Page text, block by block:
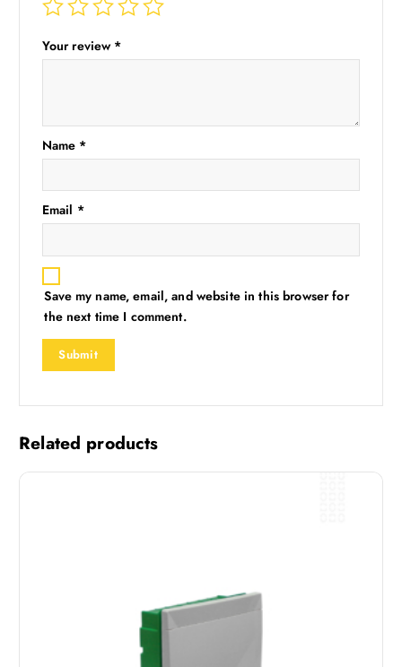
Your review *
Name *
Email *
Save my name, email, and website in this browser for
the next time I comment.
Related products